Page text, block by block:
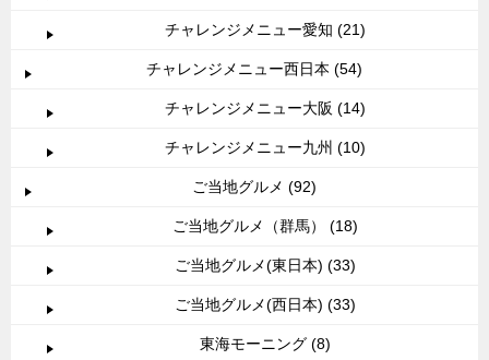
チャレンジメニュー愛知 (21)
チャレンジメニュー西日本 (54)
チャレンジメニュー大阪 (14)
チャレンジメニュー九州 (10)
ご当地グルメ (92)
ご当地グルメ（群馬） (18)
ご当地グルメ(東日本) (33)
ご当地グルメ(西日本) (33)
東海モーニング (8)